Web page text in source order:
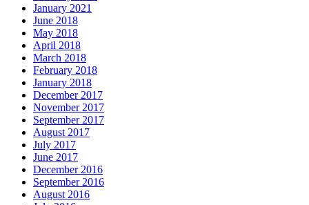
January 2021
June 2018
May 2018
April 2018
March 2018
February 2018
January 2018
December 2017
November 2017
September 2017
August 2017
July 2017
June 2017
December 2016
September 2016
August 2016